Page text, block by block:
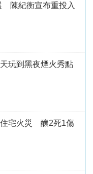
陳紀衡宣布重投入
玩到黑夜煙火秀點
住宅火災 釀2死1傷